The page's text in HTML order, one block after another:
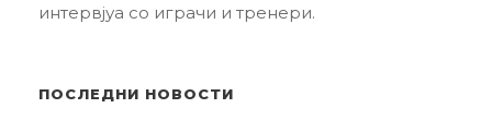
интервјуа со играчи и тренери.
ПОСЛЕДНИ НОВОСТИ